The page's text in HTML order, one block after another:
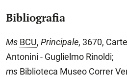
classici e giuridici e laureatosi
Padova, si dedicò alla carriera
tribunale di Udine. La sua
con il generale Carlo Zucchi,
di Palmanova per alto
polizia austriaca che lo segnò
Bibliografia
Ms BCU, Principale, 3670,
Antonini - Guglielmo Rinoldi;
ms Biblioteca Museo Correr